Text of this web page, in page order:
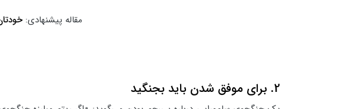
مقاله پیشنهادی:خودتان
2. برای موفق شدن باید بجنگید